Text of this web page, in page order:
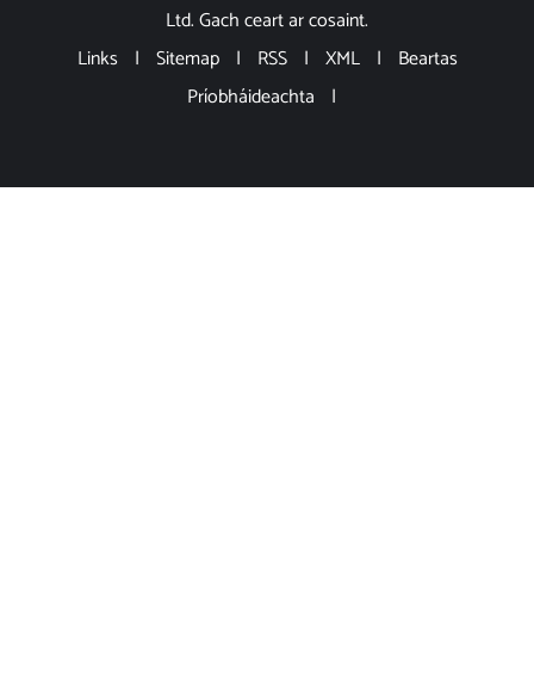
Ltd. Gach ceart ar cosaint.
Links | Sitemap | RSS | XML | Beartas
Príobháideachta |